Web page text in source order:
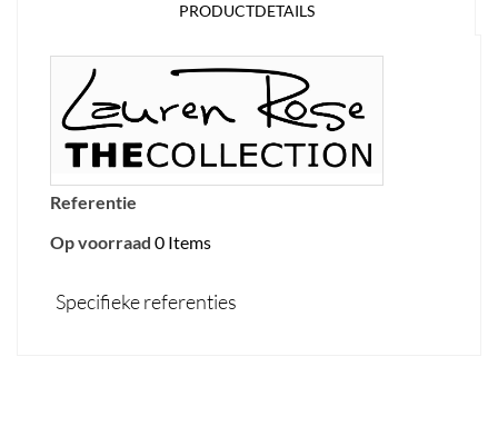
PRODUCTDETAILS
Referentie
Op voorraad 0 Items
Specifieke referenties